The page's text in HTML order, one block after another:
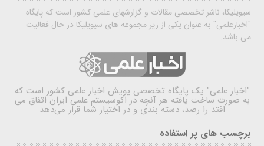
سیویلیکا، ناشر تخصصی مقالات و گزارشهای علمی کشور است که پایگاه
"اخبارعلمی" به عنوان یکی از زیر مجموعه های سیویلیکا در حال فعالیت
می باشد.
"اخبار علمی" یک پایگاه تخصصی پویش اخبار علمی کشور است که
به صورت ساخت یافته هر آنچه در اکوسیستم علمی ایران اتفاق می
افتد را رصد، دسته بندی و در اختیار شما قرار می‌دهد
برچسب های پر استفاده